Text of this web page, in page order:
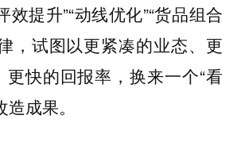
效提升”“动线优化”“货品组合
，试图以更紧凑的业态、更
更快的回报率，换来一个“看
成果。